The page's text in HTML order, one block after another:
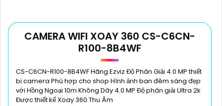
CAMERA WIFI XOAY 360 CS-C6CN-
R100-8B4WF
CS-C6CN-R100-8B4WF Hãng Ezviz Độ Phân Giải 4.0 MP thiết
bị camera Phù hợp cho shop Hình ảnh ban đêm sáng đẹp
với Hồng Ngoại 10m Không Dây 4.0 MP Độ phân giải Ultra 2k
Được thiết kế Xoay 360 Thu Âm